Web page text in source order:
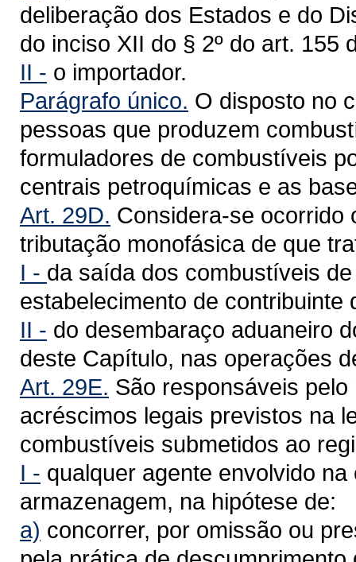
deliberação dos Estados e do
do inciso XII do § 2º do art. 155
II - o importador.
Parágrafo único. O disposto no
pessoas que produzem
formuladores de combustíveis
centrais petroquímicas e as
Art. 29D. Considera-se ocorrido
tributação monofásica de que
I - da saída dos combustíveis
estabelecimento de
II - do desembaraço aduaneiro
deste Capítulo, nas operações
Art. 29E. São responsáveis
acréscimos legais previstos na
combustíveis submetidos ao
I - qualquer agente envolvido
armazenagem, na hipótese de:
a) concorrer, por omissão ou